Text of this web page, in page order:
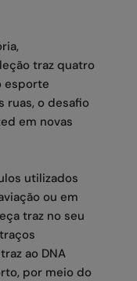
traz quatro
esporte
ruas, o desafio
em novas
utilizados
ou em
traz no seu
ao DNA
por meio do